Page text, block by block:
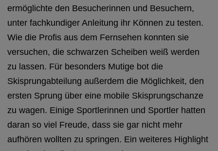
ermöglichte den Besucherinnen und Besuchern,
unter fachkundiger Anleitung ihr Können zu testen.
Wie die Profis aus dem Fernsehen konnten sie
versuchen, die schwarzen Scheiben weiß werden
zu lassen. Für besonders Mutige bot die
Skisprungabteilung außerdem die Möglichkeit, den
ersten Sprung über eine mobile Skisprungschanze
zu wagen. Einige Sportlerinnen und Sportler hatten
daran so viel Freude, dass sie gar nicht mehr
aufhören wollten zu springen. Ein weiteres Highlight